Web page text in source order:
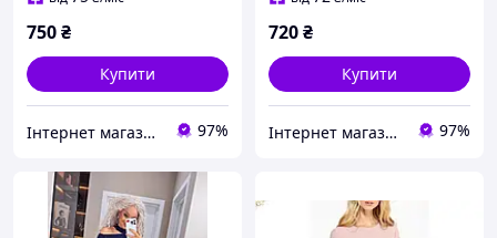
750₴
Купити
Інтернет магазин Zheneva 97%
720₴
Купити
Інтернет магазин Zheneva 97%